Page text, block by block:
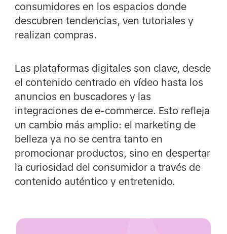
consumidores en los espacios donde
descubren tendencias, ven tutoriales y
realizan compras.
Las plataformas digitales son clave, desde
el contenido centrado en vídeo hasta los
anuncios en buscadores y las
integraciones de e-commerce. Esto refleja
un cambio más amplio: el marketing de
belleza ya no se centra tanto en
promocionar productos, sino en despertar
la curiosidad del consumidor a través de
contenido auténtico y entretenido.